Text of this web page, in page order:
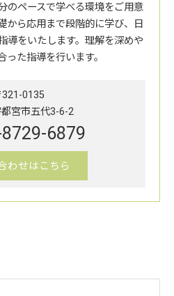
のペースで学べる環境をご用意
から応用まで段階的に学び、日
導をいたします。理解を深めや
た指導を行います。
321-0135
宮市五代3-6-2
6879
わせはこちら